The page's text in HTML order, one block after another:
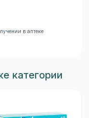
в аптеке
категории